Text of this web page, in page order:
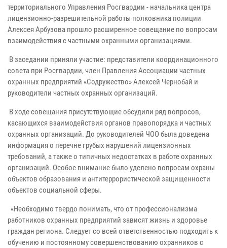
территориального Управления Росгвардии - начальника центра
лицензионно-разрешительной работы полковника полиции
Алексея Арбузова прошло расширенное совещание по вопросам
взаимодействия с частными охранными организациями.
В заседании приняли участие: представители координационного
совета при Росгвардии, член Правления Ассоциации частных
охранных предприятий «Содружество» Алексей Чернобай и
руководители частных охранных организаций.
В ходе совещания присутствующие обсудили ряд вопросов,
касающихся взаимодействия органов правопорядка и частных
охранных организаций. До руководителей ЧОО была доведена
информация о перечне грубых нарушений лицензионных
требований, а также о типичных недостатках в работе охранных
организаций. Особое внимание было уделено вопросам охраны
объектов образования и антитеррористической защищенности
объектов социальной сферы.
«Необходимо твердо понимать, что от профессионализма
работников охранных предприятий зависят жизнь и здоровье
граждан региона. Следует со всей ответственностью подходить к
обучению и постоянному совершенствованию охранников с